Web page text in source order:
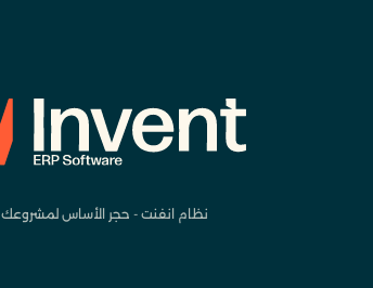
نظام انفنت - حجر الأساس لمشروعك